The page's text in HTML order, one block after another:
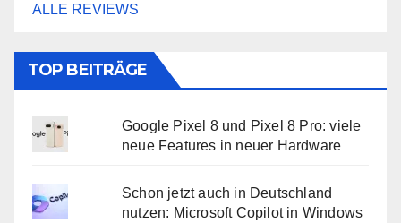
ALLE REVIEWS
TOP BEITRÄGE
Google Pixel 8 und Pixel 8 Pro: viele
neue Features in neuer Hardware
Schon jetzt auch in Deutschland
nutzen: Microsoft Copilot in Windows